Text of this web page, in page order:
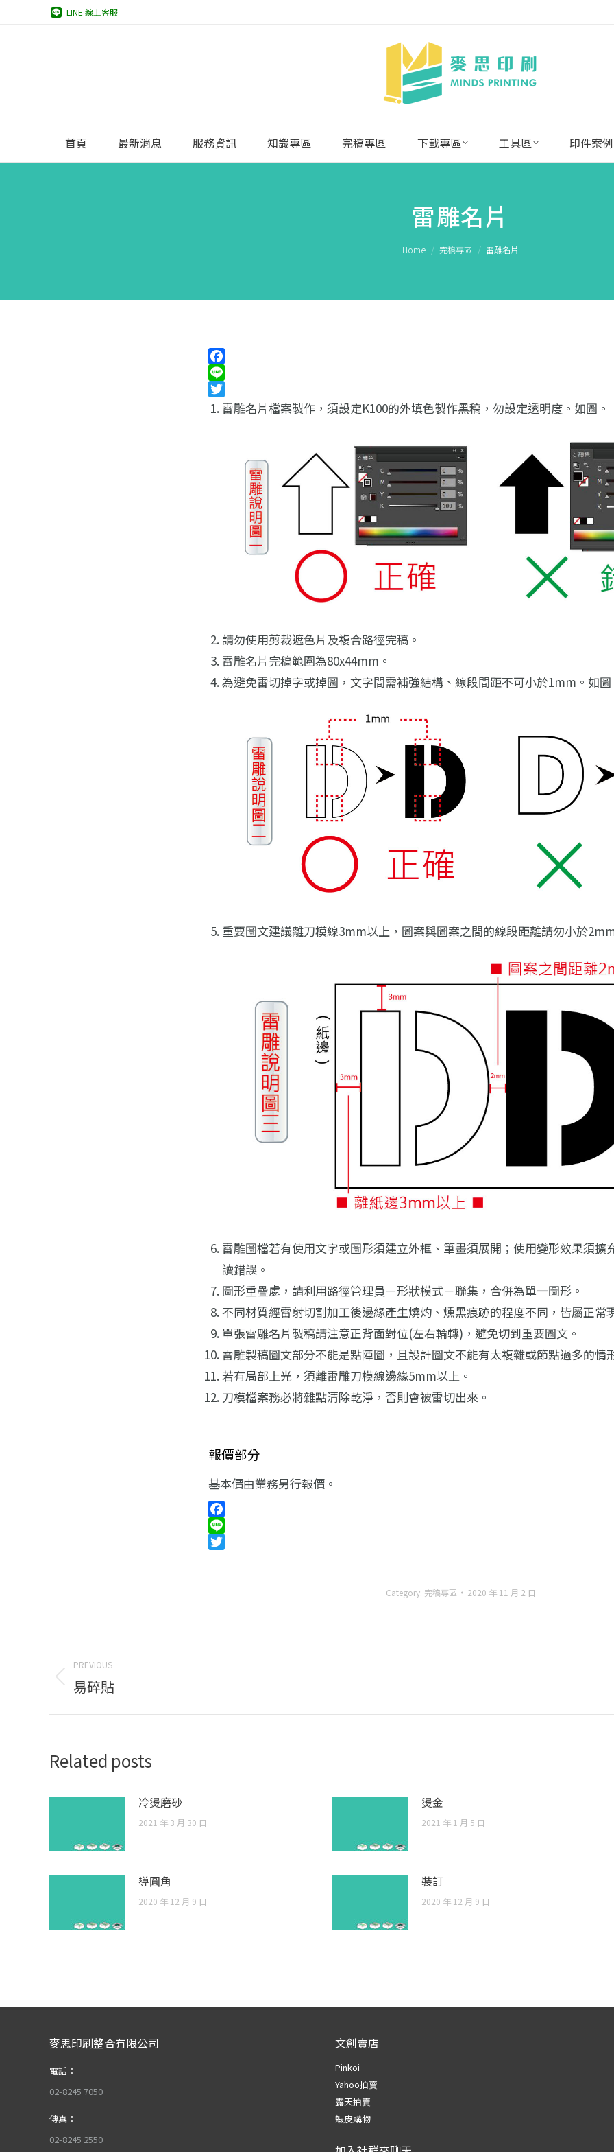
LINE 線上客服
首頁 最新消息 服務資訊 知識專區 完稿專區 下載專區 工具區 印件案例
雷雕名片
Home 完稿專區 雷雕名片
Facebook
Line
Twitter
雷雕名片檔案製作，須設定K100的外填色製作黑稿，勿設定透明度。如圖。
請勿使用剪裁遮色片及複合路徑完稿。
雷雕名片完稿範圍為80x44mm。
為避免雷切掉字或掉圖，文字間需補強結構、線段間距不可小於1mm。如
重要圖文建議離刀模線3mm以上，圖案與圖案之間的線段距離請勿小於
雷雕圖檔若有使用文字或圖形須建立外框、筆畫須展開；使用變形效果須擴
讀錯誤。
圖形重疊處，請利用路徑管理員－形狀模式－聯集，合併為單一圖形。
不同材質經雷射切割加工後邊緣產生燒灼、燻黑痕跡的程度不同，皆屬正常
單張雷雕名片製稿請注意正背面對位(左右輪轉)，避免切到重要圖文。
雷雕製稿圖文部分不能是點陣圖，且設計圖文不能有太複雜或節點過多的情
若有局部上光，須離雷雕刀模線邊緣5mm以上。
刀模檔案務必將雜點清除乾淨，否則會被雷切出來。
報價部分
基本價由業務另行報價。
Facebook
Line
Category: 完稿專區 2020 年 11 月 2 日
navigation
PREVIOUS
Previous
易碎貼
Related posts
冷燙磨砂
2021 年 3 月 30 日
燙金
2021 年 1 月 5 日
導圓角
2020 年 12 月 9 日
裝訂
2020 年 12 月 9 日
麥思印刷整合有限公司
電話：
02-8245 7050
傳真：
02-8245 2550
文創賣店
Pinkoi
Yahoo拍賣
露天拍賣
蝦皮購物